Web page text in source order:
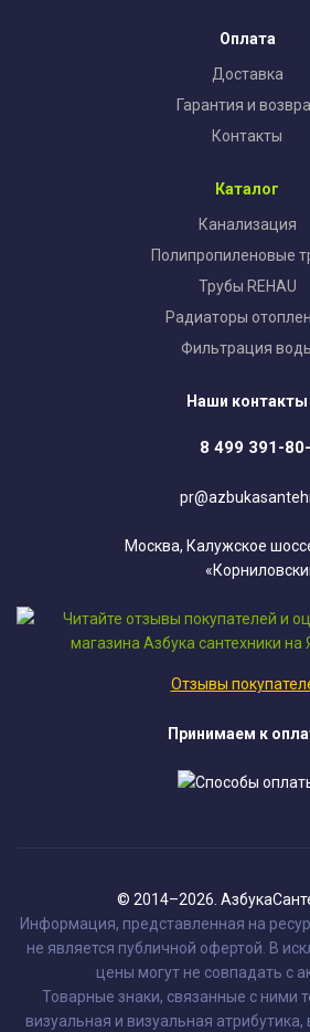
Оплата
Доставка
Гарантия и
Контакты
Каталог
Канализация
Полипропиленовые
Трубы REHAU
Радиаторы
Фильтрация
Наши контакты
8 499 391-
Москва, Калужское
Отзывы
Принимаем к
© 2014–2026.
Информация, представленная на
не является публичной офертой. В
цены могут не совпадать с
Товарные знаки, связанные с ними
визуальная и визуальная